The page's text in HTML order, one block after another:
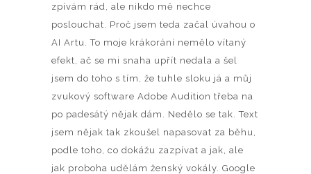
zpívám rád, ale nikdo mě nechce
poslouchat. Proč jsem teda začal úvahou o
AI Artu. To moje krákorání nemělo vítaný
efekt, ač se mi snaha upřít nedala a šel
jsem do toho s tím, že tuhle sloku já a můj
zvukový software Adobe Audition třeba na
po padesátý nějak dám. Nedělo se tak. Text
jsem nějak tak zkoušel napasovat za běhu,
podle toho, co dokážu zazpívat a jak, ale
jak proboha udělám ženský vokály. Google